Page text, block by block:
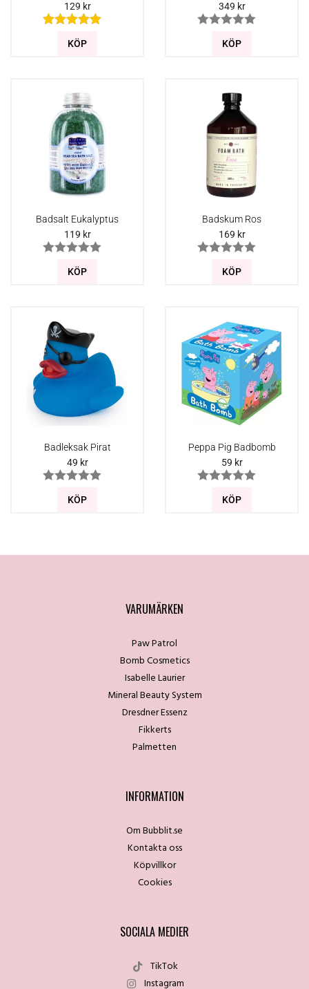
129 kr
KÖP
349 kr
KÖP
Badsalt Eukalyptus
119 kr
KÖP
Badskum Ros
169 kr
KÖP
Badleksak Pirat
49 kr
KÖP
Peppa Pig Badbomb
59 kr
KÖP
VARUMÄRKEN
Paw Patrol
Bomb Cosmetics
Isabelle Laurier
Mineral Beauty System
Dresdner Essenz
Fikkerts
Palmetten
INFORMATION
Om Bubblit.se
Kontakta oss
Köpvillkor
Cookies
SOCIALA MEDIER
TikTok
Instagram